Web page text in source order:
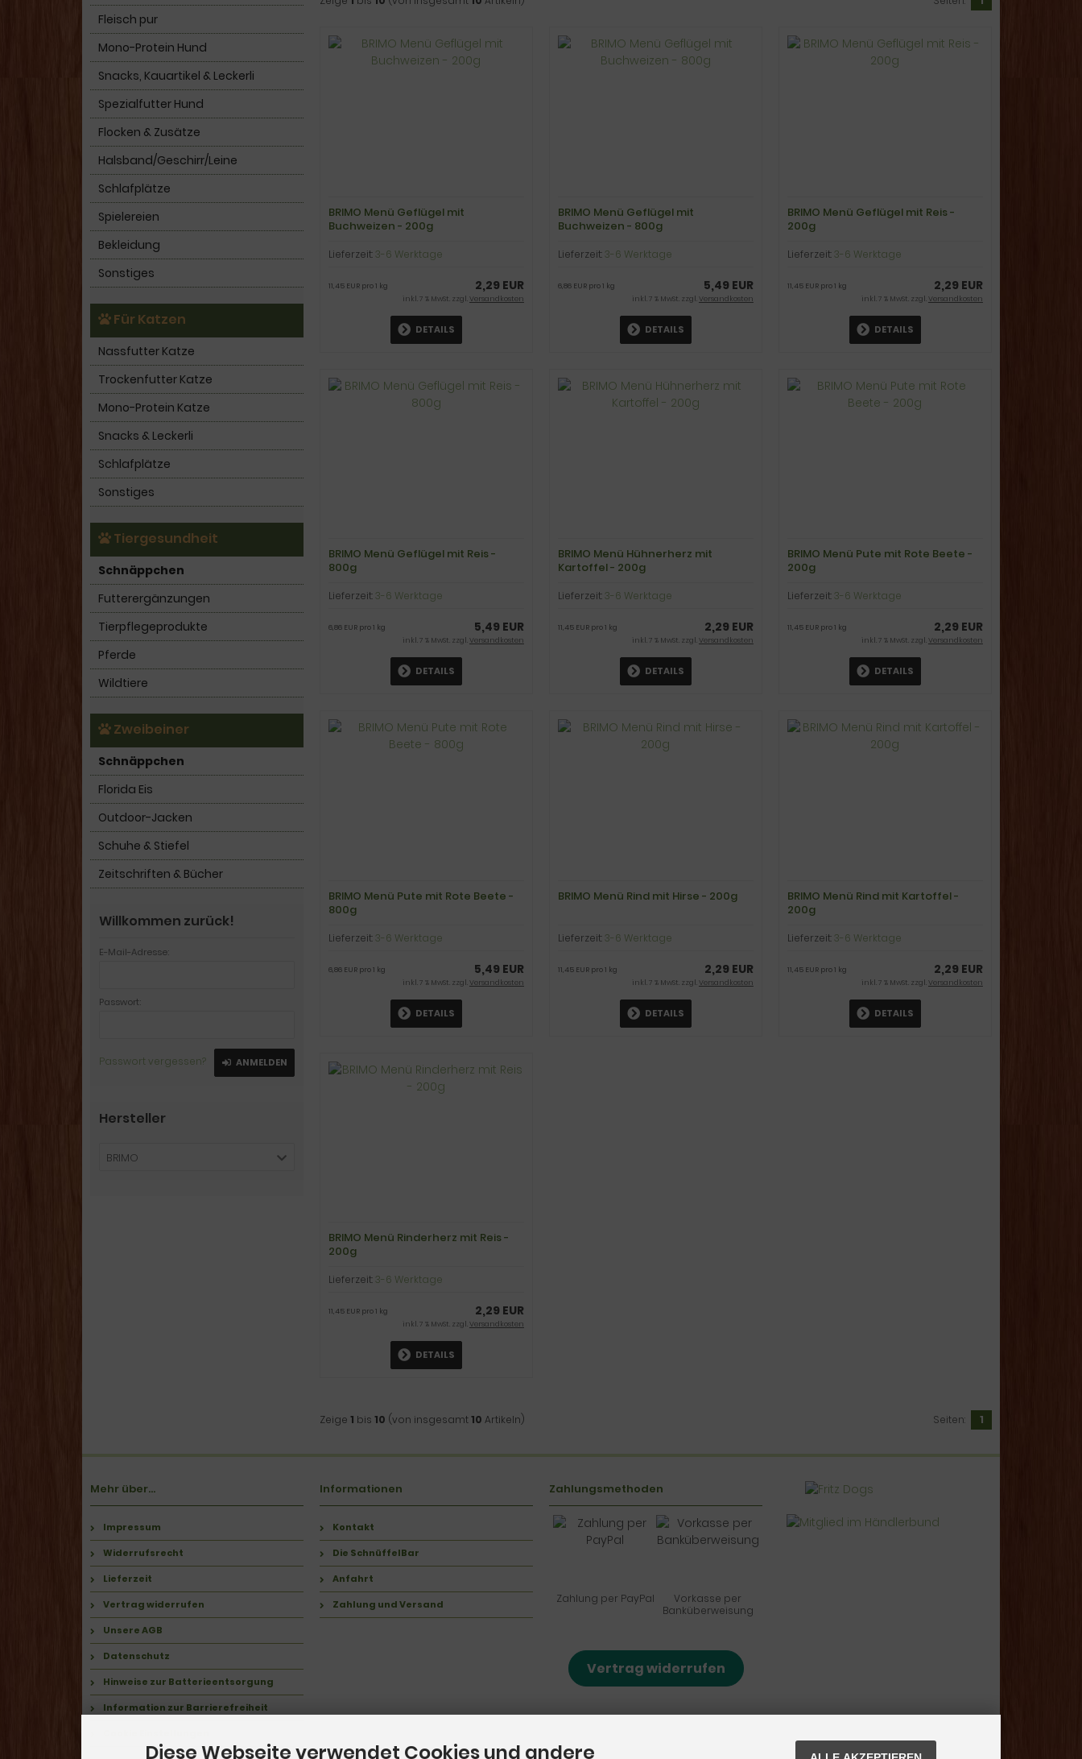
BRIMO Menü Geflügel mit
Buchweizen - 200g
Lieferzeit: 3-6 Werktage
2,29 EUR
11,45 EUR pro 1 kg
inkl. 7 % MwSt. zzgl.Versandkosten
DETAILS
BRIMO Menü Geflügel mit
Buchweizen - 800g
Lieferzeit: 3-6 Werktage
5,49 EUR
6,86 EUR pro 1 kg
inkl. 7 % MwSt. zzgl.Versandkosten
DETAILS
BRIMO Menü Geflügel mit Reis -
200g
Lieferzeit: 3-6 Werktage
2,29 EUR
11,45 EUR pro 1 kg
inkl. 7 % MwSt. zzgl.Versandkosten
DETAILS
BRIMO Menü Geflügel mit Reis -
800g
Lieferzeit: 3-6 Werktage
5,49 EUR
6,86 EUR pro 1 kg
inkl. 7 % MwSt. zzgl.Versandkosten
DETAILS
BRIMO Menü Hühnerherz mit
Kartoffel - 200g
Lieferzeit: 3-6 Werktage
2,29 EUR
11,45 EUR pro 1 kg
inkl. 7 % MwSt. zzgl.Versandkosten
DETAILS
BRIMO Menü Pute mit Rote Beete -
200g
Lieferzeit: 3-6 Werktage
2,29 EUR
11,45 EUR pro 1 kg
inkl. 7 % MwSt. zzgl.Versandkosten
DETAILS
BRIMO Menü Pute mit Rote Beete -
800g
Lieferzeit: 3-6 Werktage
5,49 EUR
6,86 EUR pro 1 kg
inkl. 7 % MwSt. zzgl.Versandkosten
DETAILS
BRIMO Menü Rind mit Hirse - 200g
Lieferzeit: 3-6 Werktage
2,29 EUR
11,45 EUR pro 1 kg
inkl. 7 % MwSt. zzgl.Versandkosten
DETAILS
BRIMO Menü Rind mit Kartoffel -
200g
Lieferzeit: 3-6 Werktage
2,29 EUR
11,45 EUR pro 1 kg
inkl. 7 % MwSt. zzgl.Versandkosten
DETAILS
BRIMO Menü Rinderherz mit Reis -
200g
Lieferzeit: 3-6 Werktage
2,29 EUR
11,45 EUR pro 1 kg
inkl. 7 % MwSt. zzgl.Versandkosten
DETAILS
Zeige 1 bis 10 (von insgesamt10 Artikeln) Seiten: 1
Fleisch pur
Mono-Protein Hund
Snacks, Kauartikel & Leckerli
Spezialfutter Hund
Flocken & Zusätze
Halsband/Geschirr/Leine
Schlafplätze
Spielereien
Bekleidung
Sonstiges
Für Katzen
Nassfutter Katze
Trockenfutter Katze
Mono-Protein Katze
Snacks & Leckerli
Schlafplätze
Sonstiges
Tiergesundheit
Schnäppchen
Futterergänzungen
Tierpflegeprodukte
Pferde
Wildtiere
Zweibeiner
Schnäppchen
Florida Eis
Outdoor-Jacken
Schuhe & Stiefel
Zeitschriften & Bücher
Willkommen zurück!
E-Mail-Adresse:
Passwort:
Passwort vergessen? ANMELDEN
Hersteller
BRIMO
Mehr über...
Impressum
Widerrufsrecht
Lieferzeit
Vertrag widerrufen
Unsere AGB
Datenschutz
Hinweise zur Batterieentsorgung
Information zur Barrierefreiheit
Informationen
Kontakt
Die SchnüffelBar
Anfahrt
Zahlung und Versand
Zahlungsmethoden
Zahlung per PayPal
Vorkasse per
Banküberweisung
Vertrag widerrufen
Diese Webseite verwendet Cookies und andere